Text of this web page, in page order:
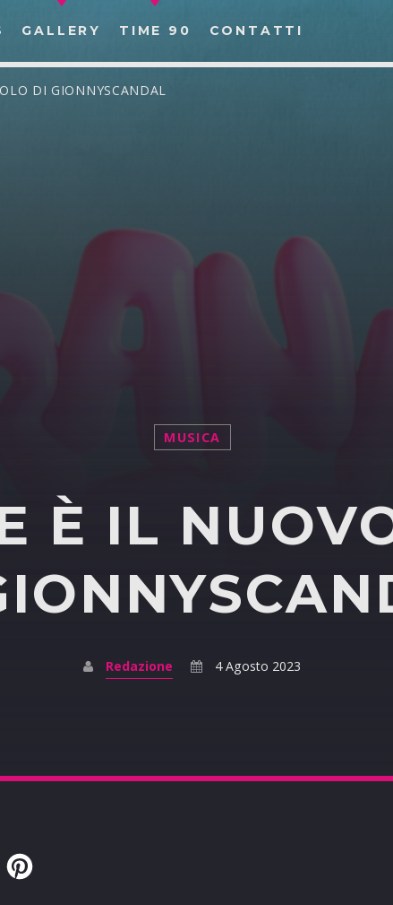
GALLERY TIME 90 CONTATTI
DI GIONNYSCANDAL
MUSICA
È IL
Redazione 4 Agosto 2023
Twitter